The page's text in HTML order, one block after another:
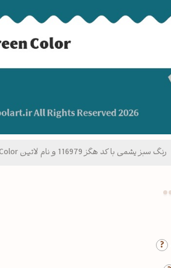
رنگ سبز یشمی با کد هگز 116979 و نام لاتین Jade Green Color